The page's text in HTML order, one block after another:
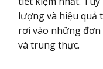
lượng và hiệu quả
rơi vào những
và trung thực.